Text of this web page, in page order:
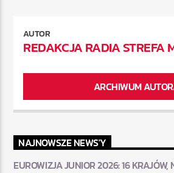
AUTOR
REDAKCJA RADIA STREFA
ARCHIWUM
NAJNOWSZE NEWS'Y
EUROWIZJA JUNIOR 2026: 16 KRAJÓW,